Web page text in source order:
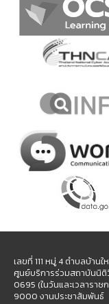
เลขที่ 111 หมู่ 4 ตำบลบ้า
ศูนย์บริการร่วมสถาบันนิติ
0695 (ในวันและเวลารา
9000 งานประชาสัมพันธ์